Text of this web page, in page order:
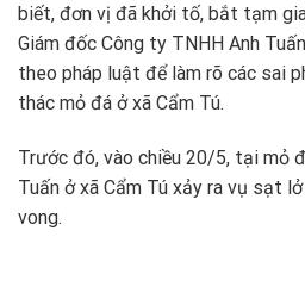
biết, đơn vị đã khởi tố, bắt tạm
Giám đốc Công ty TNHH Anh
theo pháp luật để làm rõ các sai
thác mỏ đá ở xã Cẩm Tú.
Trước đó, vào chiều 20/5, tại mỏ
Tuấn ở xã Cẩm Tú xảy ra vụ sạt
vong.